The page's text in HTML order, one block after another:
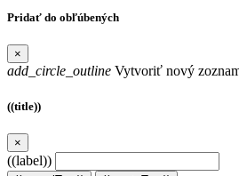
Pridať do obľúbených
×
add_circle_outline Vytvoriť nový
((title))
×
((label))